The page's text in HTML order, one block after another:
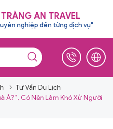
TRÀNG AN TRAVEL
nghiệp đến từng dịch vụ"
Tư Vấn Du Lịch
À?”, Có Nên Làm Khó Xử Người